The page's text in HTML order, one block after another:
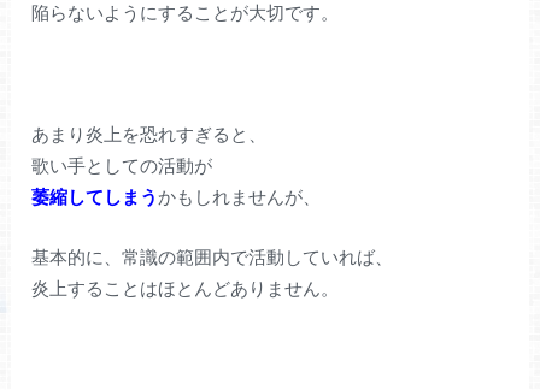
陥らないようにすることが大切です。
あまり炎上を恐れすぎると、
歌い手としての活動が
萎縮してしまうかもしれませんが、
基本的に、常識の範囲内で活動していれば、
炎上することはほとんどありません。